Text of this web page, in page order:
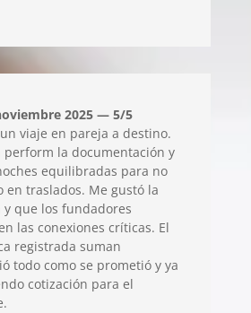
2025 — 5/5
viaje en pareja a destino.
perform la documentación y
equilibradas para no
en traslados. Me gustó la
que los fundadores
las conexiones críticas. El
registrada suman
todo como se prometió y ya
cotización para el